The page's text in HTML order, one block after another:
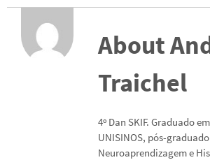
About
Traichel
4º Dan SKIF. Graduado
UNISINOS, pós-
Neuroaprendizagem e